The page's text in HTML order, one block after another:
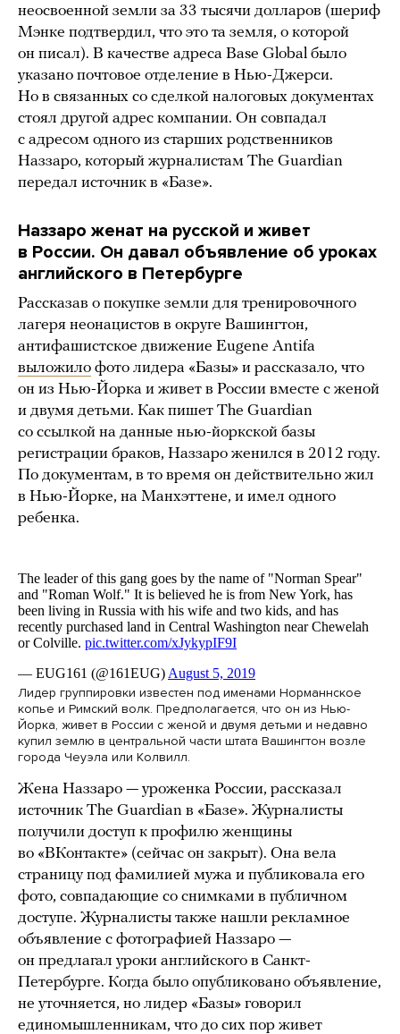
неосвоенной земли за 33 тысячи долларов (шериф
Мэнке подтвердил, что это та земля, о которой
он писал). В качестве адреса Base Global было
указано почтовое отделение в Нью-Джерси.
Но в связанных со сделкой налоговых документах
стоял другой адрес компании. Он совпадал
с адресом одного из старших родственников
Наззаро, который журналистам The Guardian
передал источник в «Базе».
Наззаро женат на русской и живет
в России. Он давал объявление об уроках
английского в Петербурге
Рассказав о покупке земли для тренировочного
лагеря неонацистов в округе Вашингтон,
антифашистское движение Eugene Antifa
выложило фото лидера «Базы» и рассказало, что
он из Нью-Йорка и живет в России вместе с женой
и двумя детьми. Как пишет The Guardian
со ссылкой на данные нью-йоркской базы
регистрации браков, Наззаро женился в 2012 году.
По документам, в то время он действительно жил
в Нью-Йорке, на Манхэттене, и имел одного
ребенка.
Лидер группировки известен под именами Норманнское
копье и Римский волк. Предполагается, что он из Нью-
Йорка, живет в России с женой и двумя детьми и недавно
купил землю в центральной части штата Вашингтон возле
города Чеуэла или Колвилл.
Жена Наззаро — уроженка России, рассказал
источник The Guardian в «Базе». Журналисты
получили доступ к профилю женщины
во «ВКонтакте» (сейчас он закрыт). Она вела
страницу под фамилией мужа и публиковала его
фото, совпадающие со снимками в публичном
доступе. Журналисты также нашли рекламное
объявление с фотографией Наззаро —
он предлагал уроки английского в Санкт-
Петербурге. Когда было опубликовано объявление,
не уточняется, но лидер «Базы» говорил
единомышленникам, что до сих пор живет